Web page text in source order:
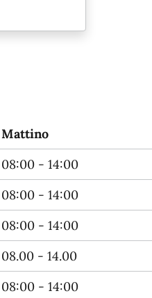
Mattino
08:00 - 14:00
08:00 - 14:00
08:00 - 14:00
08.00 - 14.00
08:00 - 14:00